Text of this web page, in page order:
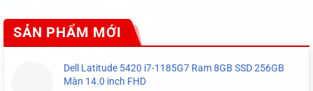
SẢN PHẨM MỚI
Dell Latitude 5420 i7-1185G7 Ram 8GB SSD 256GB
Màn 14.0 inch FHD